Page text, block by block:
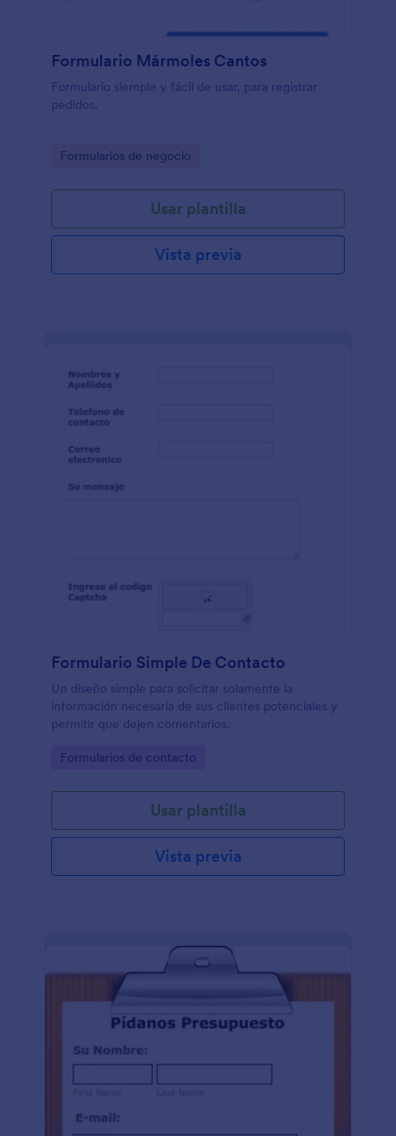
Formulario Mármoles Cantos
Formulario siemple y fácil de usar, para registrar
pedidos.
Go to Category:
Formularios de negocio
Usar plantilla
Vista previa
Formulario Simple De Contacto
Un diseño simple para solicitar solamente la
información necesaria de sus clientes potenciales y
permitir que dejen comentarios.
Go to Category:
Formularios de contacto
Usar plantilla
Vista previa